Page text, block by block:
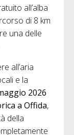
all’alba
di 8 km
una delle
all’aria
e la
2026
a Offida,
della